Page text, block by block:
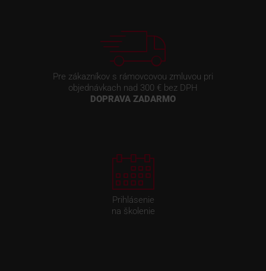
Pre zákazníkov s rámovcovou zmluvou pri
objednávkach nad 300 € bez DPH
DOPRAVA ZADARMO
Prihlásenie
na školenie